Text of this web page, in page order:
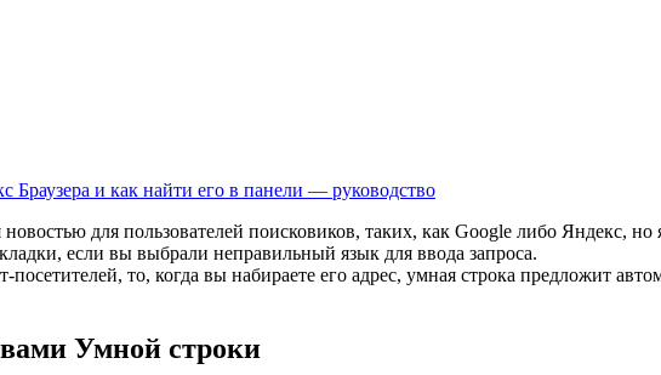
Браузера и как найти его в панели — руководство
для пользователей поисковиков, таких, как Google либо Яндекс,
если вы выбрали неправильный язык для ввода запроса.
то, когда вы набираете его адрес, умная строка предложит
Умной строки